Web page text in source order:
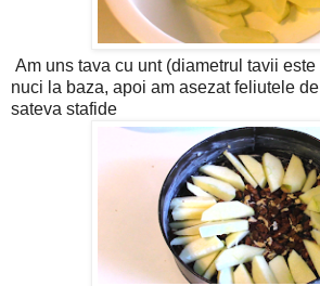
Am uns tava cu unt (diametrul tavii
nuci la baza, apoi am asezat feliutele
sateva stafide